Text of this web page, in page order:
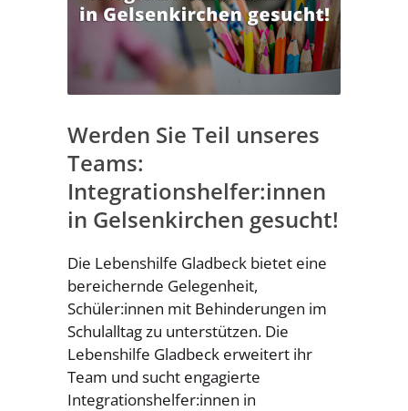
Werden Sie Teil unseres
Teams:
Integrationshelfer:innen
in Gelsenkirchen gesucht!
Die Lebenshilfe Gladbeck bietet eine
bereichernde Gelegenheit,
Schüler:innen mit Behinderungen im
Schulalltag zu unterstützen. Die
Lebenshilfe Gladbeck erweitert ihr
Team und sucht engagierte
Integrationshelfer:innen in